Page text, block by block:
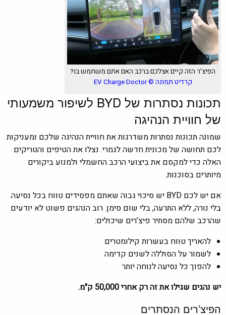
הפיצ’ר הזה קיים אצלכם ברכב האם אתם משתמש בו?
קרדיט תמונה© EV Charge Doctor
תכונות נסתרות של BYD לשיפור משמעותי
של חוויית הנהיגה
שמונה תכונות נסתרות משדרגות את חוויית הנהיגה שלכם ומעניקות
לכם תחושה של מכונית חדשה לגמרי. נצלו את הטיפים והטריקים
האלה כדי למקסם את ביצועי הרכב החשמלי ולמנוע ביקורים
מיותרים בסוכנות.
אם יש לכם BYD יש סיכוי גבוה שאתם מפסידים טווח בכל נסיעה.
בלי נורה, ללא התרעה, בלי שום סימן. רוב הנהגים פשוט לא יודעים
שהרכב שלהם מסתיר פיצ’רים שיכולים:
להאריך טווח בעשרות קילומטרים
לשמור על הסוללה לשנים קדימה
להפוך כל נסיעה לנוחה יותר
יש נהגים שגילו את זה רק אחרי 50,000 ק"מ.
הפיצ’רים הנסתרים